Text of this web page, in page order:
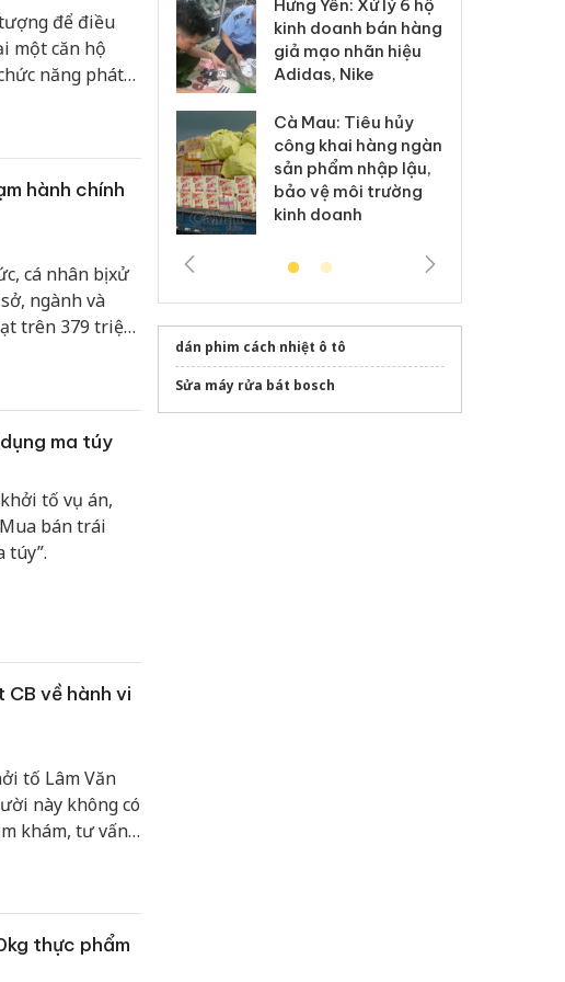
để điều
một căn hộ
năng phát
hành chính
cá nhân bị xử
ngành và
trên 379 triệu
ma túy
tố vụ án,
bán trái
túy”.
về hành vi
tố Lâm Văn
này không có
khám, tư vấn
thực phẩm
Thanh Hóa: Tìm bị
hại trong vụ án buôn
bán bình sữa
Moyuum giả
Quốc ra đầu thú
Hưng Yên: Xử lý 6 hộ
kinh doanh bán hàng
giả mạo nhãn hiệu
Adidas, Nike
Cà Mau: Tiêu hủy
công khai hàng ngàn
sản phẩm nhập lậu,
bảo vệ môi trường
kinh doanh
dán phim cách nhiệt ô tô
Sửa máy rửa bát bosch